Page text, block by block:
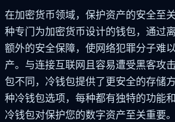
在加密货币领域，保护资产的安全至
种专门为加密货币设计的钱包，通过
额外的安全保障，使网络犯罪分子难
产。与连接互联网且容易遭受黑客攻
包不同，冷钱包提供了更安全的存储
种冷钱包选项，每种都有独特的功能
冷钱包对保护您的数字资产至关重要。